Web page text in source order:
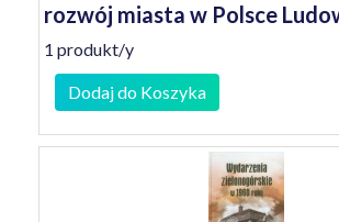
rozwój miasta w Polsce
1 produkt/y
Dodaj do Koszyka